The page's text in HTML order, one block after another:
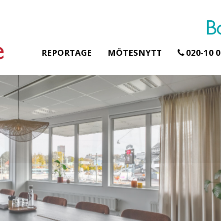
REPORTAGE MÖTESNYTT 020-10
Erbjudande från Åhus Seaside
SPA & Konferens
Åhus Seaside Take
Over erbjudande
Ta över ett helt hotell. På
stranden i Åhus. För grupper
erbjuder vi en full abonnering
av Åhus Seaside SPA &
Konferens. Under er vistelse är
hela hotellet ert ...
Erbjudande från
Hela
teamet –
skogen ingår
Samla teamet för två
konferensdagar med
övernattning i privat
skogsmiljö, endast
minuter från
bokar vårt